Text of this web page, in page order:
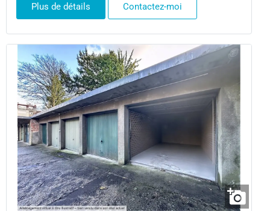
Plus de détails Contactez-moi